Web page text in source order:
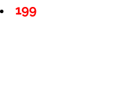
199